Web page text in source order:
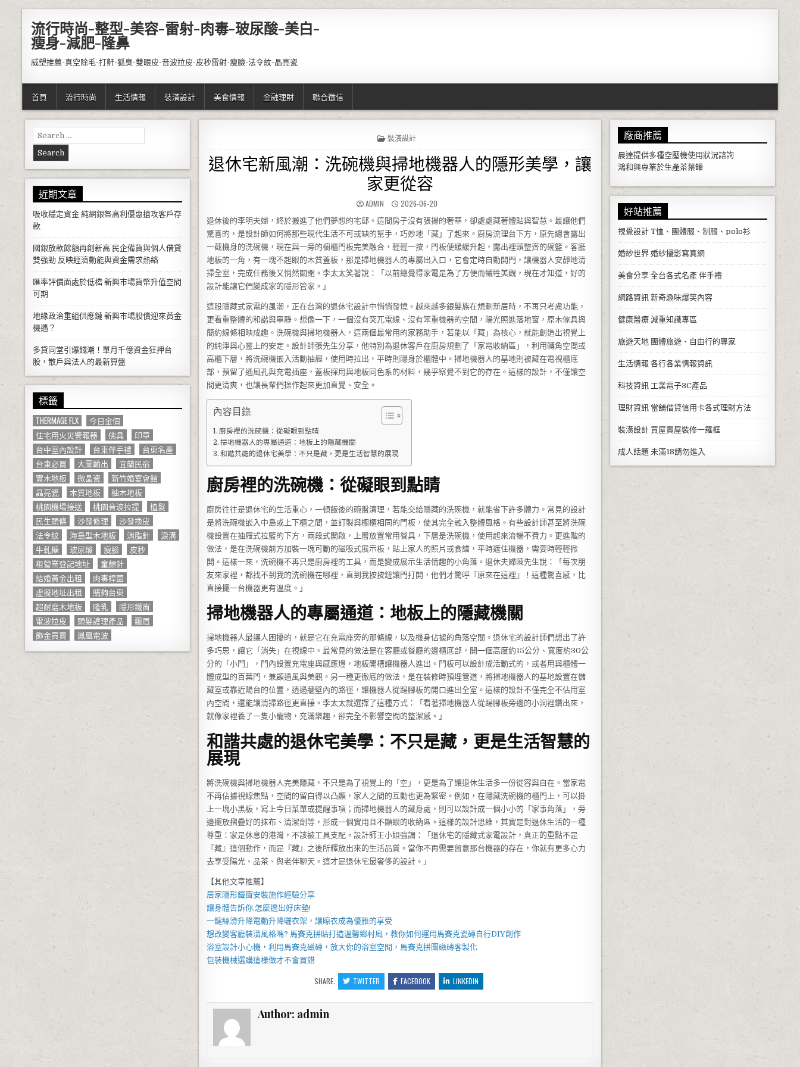
流行時尚-整型-美容-雷射-肉毒-玻尿酸-美白-
瘦身-減肥-隆鼻
威塑推薦-真空除毛-打鼾-狐臭-雙眼皮-音波拉皮-皮秒雷射-瘦臉-法令紋-晶亮瓷
首頁 流行時尚 生活情報 裝潢設計 美食情報 金融理財 聯合徵信
POSTED IN
裝潢設計
退休宅新風潮：洗碗機與掃地機器人的隱形美學，讓
家更從容
AUTHOR:
ADMIN PUBLISHED DATE:
2026-06-20
退休後的李明夫婦，終於搬進了他們夢想的宅邸。這間房子沒有張揚的奢華，卻處處藏著體貼與智慧。最讓他們
驚喜的，是設計師如何將那些現代生活不可或缺的幫手，巧妙地「藏」了起來。廚房流理台下方，原先總會露出
一截機身的洗碗機，現在與一旁的櫥櫃門板完美融合，輕輕一按，門板便緩緩升起，露出裡頭整齊的碗籃。客廳
地板的一角，有一塊不起眼的木質蓋板，那是掃地機器人的專屬出入口，它會定時自動開門，讓機器人安靜地清
掃全室，完成任務後又悄然關閉。李太太笑著說：「以前總覺得家電是為了方便而犧牲美觀，現在才知道，好的
設計能讓它們變成家的隱形管家。」
這股隱藏式家電的風潮，正在台灣的退休宅設計中悄悄發燒。越來越多銀髮族在規劃新居時，不再只考慮功能，
更看重整體的和諧與寧靜。想像一下，一個沒有突兀電線、沒有笨重機器的空間，陽光照進落地窗，原木傢具與
簡約線條相映成趣。洗碗機與掃地機器人，這兩個最常用的家務助手，若能以「藏」為核心，就能創造出視覺上
的純淨與心靈上的安定。設計師張先生分享，他特別為退休客戶在廚房規劃了「家電收納區」，利用轉角空間或
高櫃下層，將洗碗機嵌入活動抽屜，使用時拉出，平時則隱身於櫃體中。掃地機器人的基地則被藏在電視櫃底
部，預留了通風孔與充電插座，蓋板採用與地板同色系的材料，幾乎察覺不到它的存在。這樣的設計，不僅讓空
間更清爽，也讓長輩們操作起來更加直覺、安全。
內容目錄
廚房裡的洗碗機：從礙眼到點睛
掃地機器人的專屬通道：地板上的隱藏機關
和諧共處的退休宅美學：不只是藏，更是生活智慧的展現
廚房裡的洗碗機：從礙眼到點睛
廚房往往是退休宅的生活重心，一頓飯後的碗盤清理，若能交給隱藏的洗碗機，就能省下許多體力。常見的設計
是將洗碗機嵌入中島或上下櫃之間，並訂製與櫥櫃相同的門板，使其完全融入整體風格。有些設計師甚至將洗碗
機設置在抽屜式拉籃的下方，兩段式開啟，上層放置常用餐具，下層是洗碗機，使用起來流暢不費力。更進階的
做法，是在洗碗機前方加裝一塊可動的磁吸式展示板，貼上家人的照片或食譜，平時遮住機器，需要時輕輕掀
開。這樣一來，洗碗機不再只是廚房裡的工具，而是變成展示生活情趣的小角落。退休夫婦陳先生說：「每次朋
友來家裡，都找不到我的洗碗機在哪裡，直到我按按鈕讓門打開，他們才驚呼『原來在這裡』！這種驚喜感，比
直接擺一台機器更有溫度。」
掃地機器人的專屬通道：地板上的隱藏機關
掃地機器人最讓人困擾的，就是它在充電座旁的那條線，以及機身佔據的角落空間。退休宅的設計師們想出了許
多巧思，讓它「消失」在視線中。最常見的做法是在客廳或餐廳的邊櫃底部，開一個高度約15公分、寬度約30公
分的「小門」，門內設置充電座與感應燈，地板開槽讓機器人進出。門板可以設計成活動式的，或者用與櫃體一
體成型的百葉門，兼顧通風與美觀。另一種更徹底的做法，是在裝修時預埋管道，將掃地機器人的基地設置在儲
藏室或靠近陽台的位置，透過牆壁內的路徑，讓機器人從踢腳板的開口進出全室。這樣的設計不僅完全不佔用室
內空間，還能讓清掃路徑更直接。李太太就選擇了這種方式：「看著掃地機器人從踢腳板旁邊的小洞裡鑽出來，
就像家裡養了一隻小寵物，充滿樂趣，卻完全不影響空間的整潔感。」
和諧共處的退休宅美學：不只是藏，更是生活智慧的
展現
將洗碗機與掃地機器人完美隱藏，不只是為了視覺上的「空」，更是為了讓退休生活多一份從容與自在。當家電
不再佔據視線焦點，空間的留白得以凸顯，家人之間的互動也更為緊密。例如，在隱藏洗碗機的櫃門上，可以掛
上一塊小黑板，寫上今日菜單或提醒事項；而掃地機器人的藏身處，則可以設計成一個小小的「家事角落」，旁
邊擺放摺疊好的抹布、清潔劑等，形成一個實用且不顯眼的收納區。這樣的設計思維，其實是對退休生活的一種
尊重：家是休息的港灣，不該被工具支配。設計師王小姐強調：「退休宅的隱藏式家電設計，真正的重點不是
『藏』這個動作，而是『藏』之後所釋放出來的生活品質。當你不再需要留意那台機器的存在，你就有更多心力
去享受陽光、品茶、與老伴聊天。這才是退休宅最奢侈的設計。」
【其他文章推薦】
居家隱形鐵窗安裝施作經驗分享
讓身體告訴你,怎麼選出好床墊!
一鍵絲滑升降電動升降曬衣架 ，讓晾衣成為優雅的享受
想改變客廳裝潢風格嗎? 馬賽克拼貼打造溫馨鄉村風，教你如何運用 馬賽克瓷磚自行DIY創作
浴室設計小心機，利用 馬賽克磁磚 ，放大你的浴室空間， 馬賽克拼圖磁磚客製化
包裝機械選購這樣做才不會買錯
SHARE: TWITTER FACEBOOK LINKEDIN
Author: admin
Search for:
近期文章
吸收穩定資金 純網銀祭高利優惠搶攻客戶存
款
國銀放款餘額再創新高 民企備貨與個人借貸
雙強勁 反映經濟動能與資金需求熱絡
匯率評價面處於低檔 新興市場貨幣升值空間
可期
地緣政治重組供應鏈 新興市場股債迎來黃金
機遇？
多貸同堂引爆錢潮！單月千億資金狂押台
股，散戶與法人的最新算盤
標籤
THERMAGE FLX
今日金價
住宅用火災警報器
佛具
印章
台中室內設計
台東伴手禮
台東名產
台東必買
大圖輸出
宜蘭民宿
實木地板
微晶瓷
新竹婚宴會館
晶亮瓷
木質地板
柚木地板
桃園機場接送
桃園音波拉提
植髮
民生頭條
沙發修理
沙發換皮
法令紋
海島型木地板 消脂針
淚溝
牛軋糖
玻尿酸 瘦臉
皮秒
租營業登記地址
童顏針
結婚黃金出租
肉毒桿菌
虛擬地址出租
購夠台東
超耐磨木地板
隆乳
隱形鐵窗
電波拉皮
頭髮護理產品
飄眉
飾金買賣
鳳凰電波
廠商推薦
晨達提供多種空壓機使用狀況諮詢
鴻和興專業於生產茶葉罐
好站推薦
視覺設計T恤、團體服、制服、polo衫
婚紗世界婚紗攝影寫真網
美食分享全台各式名產 伴手禮
網路資訊新奇趣味爆笑內容
健康醫療減重知識專區
旅遊天地團體旅遊、自由行的專家
生活情報 各行各業情報資訊
科技資訊工業電子3C產品
理財資訊當舖借貸信用卡各式理財方法
裝潢設計買屋賣屋裝修一羅框
成人話題未滿18請勿進入